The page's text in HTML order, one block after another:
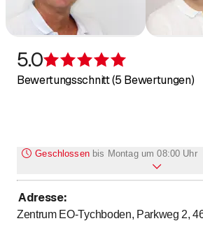
5.0
Bewertungsschnitt (5 Bewertungen)
Geschlossen bis Montag um 08:00 Uhr
Montag
Dienstag
8:00 - bis
12:00
Adresse:
Zentrum EO-Tychboden, Parkweg 2,